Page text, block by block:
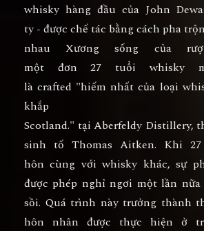
whisky hàng đầu của John
ty - được chế tác bằng cách pha
nhau Xương sống của
một đơn 27 tuổi whisky
là crafted "hiếm nhất của loại
khắp
Scotland." tại Aberfeldy Distillery,
sinh tố Thomas Aitken. Khi
hôn cùng với whisky khác, sự
được phép nghỉ ngơi một lần
sồi. Quá trình này trưởng thành
hôn nhân được thực hiện ở